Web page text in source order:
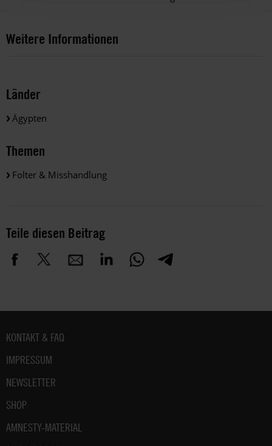
Weitere Informationen
Länder
Ägypten
Themen
Folter & Misshandlung
Teile diesen Beitrag
Fußbereich
KONTAKT & FAQ
IMPRESSUM
NEWSLETTER
SHOP
AMNESTY-MATERIAL